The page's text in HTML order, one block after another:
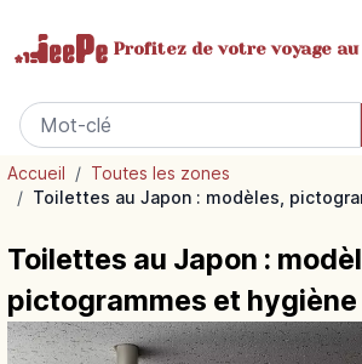
Profitez de votrevoyage
Accueil / Toutes les zones
/ Toilettes au Japon : modèles,
Toilettes au Japon :
pictogrammes et hygiène